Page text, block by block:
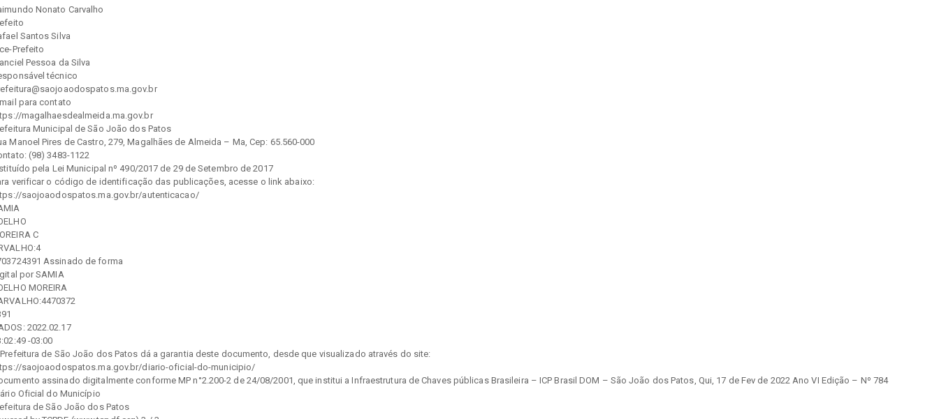
Nonato Carvalho
Santos Silva
Prefeito
Pessoa da Silva
técnico
para contato
magalhaesdealmeida.ma.gov.br
Municipal de São João dos Patos
Manoel Pires de Castro, 279, Magalhães de Almeida – Ma, Cep: 65.560-000
(98) 3483-1122
pela Lei Municipal nº 490/2017 de 29 de Setembro de 2017
verificar o código de identificação das publicações, acesse o link abaixo:
saojoaodospatos.ma.gov.br/autenticacao/
C
Assinado de forma
por SAMIA
MOREIRA
2022.02.17
-03:00
de São João dos Patos dá a garantia deste documento, desde que visualizado através do site:
saojoaodospatos.ma.gov.br/diario-oficial-do-municipio/
assinado digitalmente conforme MP n°2.200-2 de 24/08/2001, que institui a Infraestrutura de Chaves públicas Brasileira – ICP Brasil DOM – São João dos Patos, Qui, 17 de Fev de 2022 Ano VI Edição – Nº 784
Oficial do Município
de São João dos Patos